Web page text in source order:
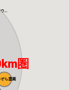
...
ら霊園
圏